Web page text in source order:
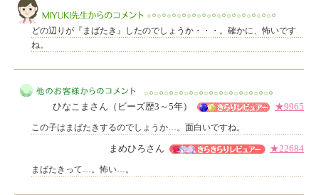
このレビューは参考になりましたか？
MIYUKI先生からのコメント
どの辺りが『まばたき』したのでしょうか・・・。確かに、怖いです
ね。
ひなこまさん（ビーズ歴3～5年） ★9965
この子はまばたきするのでしょうか…。面白いですね。
まめひろさん ★22684
まばたきって…。怖い…。